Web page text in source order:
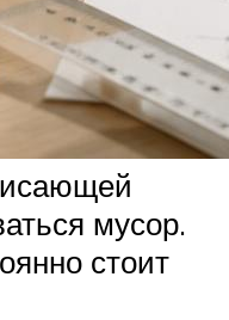
мусор.
стоит